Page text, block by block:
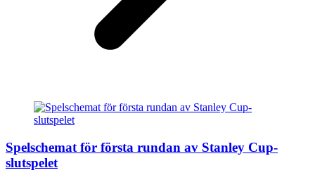
Spelschemat för första rundan av Stanley Cup-
slutspelet